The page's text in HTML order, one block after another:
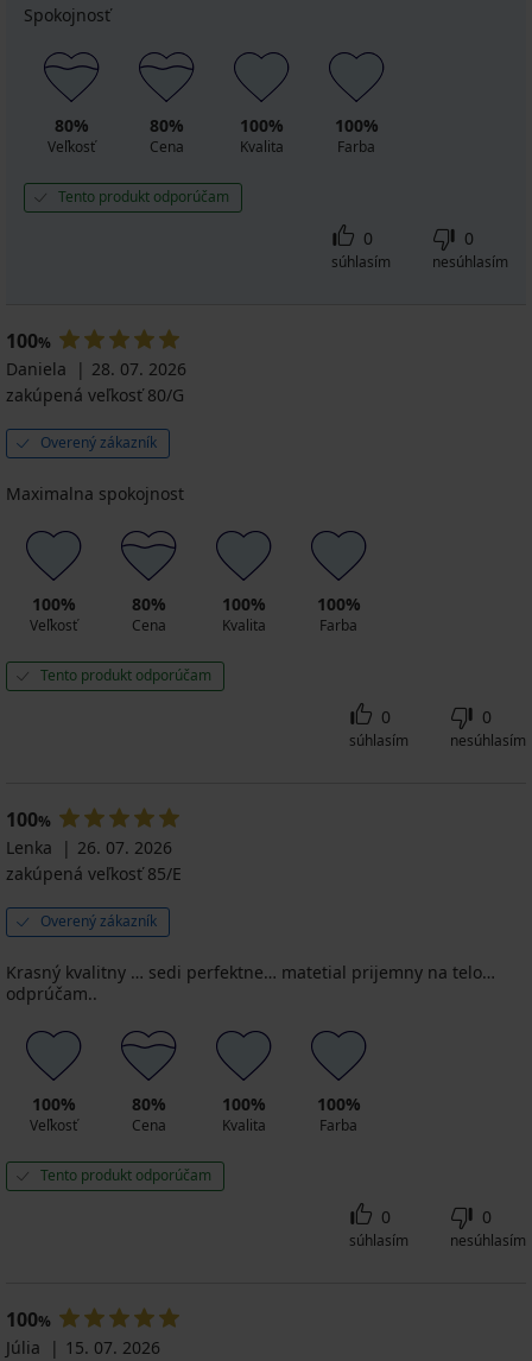
Spokojnosť
80%
Veľkosť
80%
Cena
100%
Kvalita
100%
Farba
Tento produkt odporúčam
0
súhlasím
0
nesúhlasím
100%
Daniela
28. 07. 2026
zakúpená veľkosť 80/G
Overený zákazník
Maximalna spokojnost
100%
Veľkosť
80%
Cena
100%
Kvalita
100%
Farba
Tento produkt odporúčam
0
súhlasím
0
nesúhlasím
100%
Lenka
26. 07. 2026
zakúpená veľkosť 85/E
Overený zákazník
Krasný kvalitny … sedi perfektne… matetial prijemny na telo…
odprúčam..
100%
Veľkosť
80%
Cena
100%
Kvalita
100%
Farba
Tento produkt odporúčam
0
súhlasím
0
nesúhlasím
100%
Júlia
15. 07. 2026